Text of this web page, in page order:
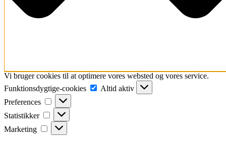
Vi bruger cookies til at optimere vores websted og vores service.
Funktionsdygtige-cookies
Funktionsdygtige-
cookies
Altid aktiv
Preferences
Preferences
Statistikker Statistikker
Marketing Marketing